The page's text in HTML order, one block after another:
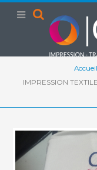
Accueil
IMPRESSION